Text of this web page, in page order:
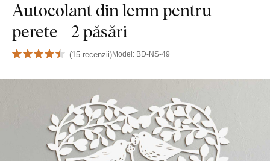
Autocolant din lemn pentru
perete - 2 păsări
(15 recenzii)Model: BD-NS-49